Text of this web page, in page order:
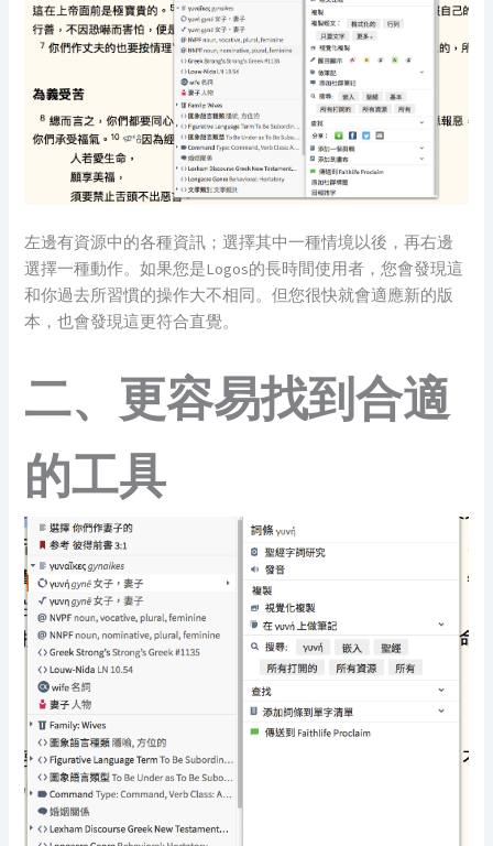
左邊有資源中的各種資訊；選擇其中一種情境以後，再右邊
選擇一種動作。如果您是Logos的長時間使用者，您會發現這
和你過去所習慣的操作大不相同。但您很快就會適應新的版
本，也會發現這更符合直覺。
二、更容易找到合適
的工具